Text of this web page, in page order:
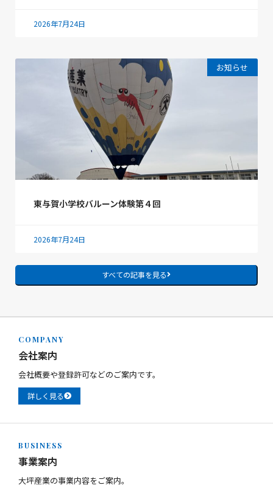
2026年7月24日
お知らせ
東与賀小学校バルーン体験第４回
2026年7月24日
すべての記事を見る
COMPANY
会社案内
会社概要や登録許可などのご案内です。
詳しく見る
BUSINESS
事業案内
大坪産業の事業内容をご案内。